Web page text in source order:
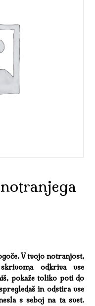
V tvojo notranjost,
odkriva vse
pokaže toliko poti do
in odstira vse
s seboj na ta svet.